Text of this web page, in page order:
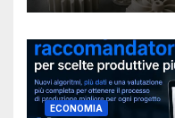
ECONOMIA